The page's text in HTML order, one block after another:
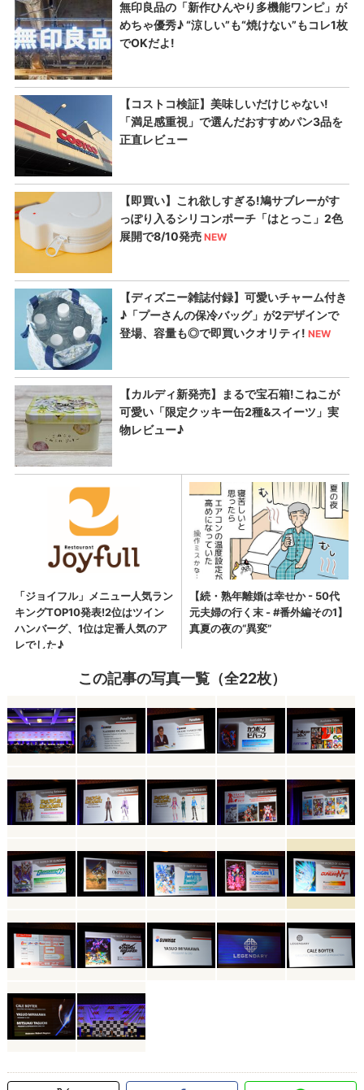
この記事の写真一覧（全22枚）